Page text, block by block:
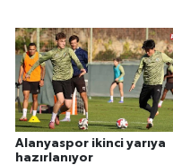
Alanyaspor ikinci yarıya
hazırlanıyor